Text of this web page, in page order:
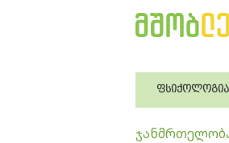
ფსიქოლოგია